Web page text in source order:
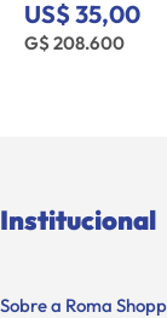
US$ 35,00
G$ 208.600
Institucional
Sobre a Roma